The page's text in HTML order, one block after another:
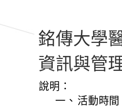
銘傳大學
資訊與管
說明：
一、 活動時間